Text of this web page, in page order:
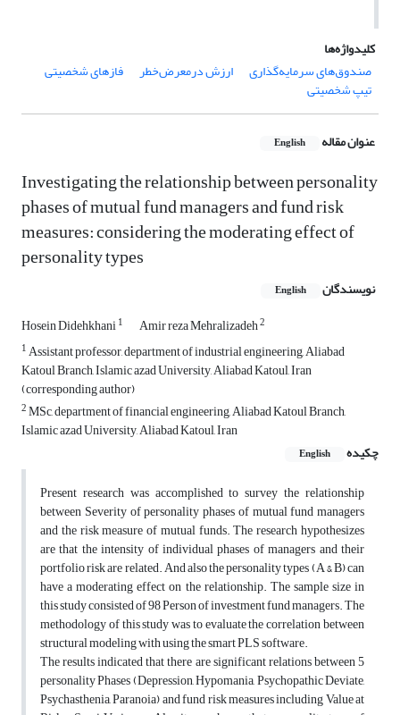
کلیدواژه‌ها
صندوق‌های سرمایه‌گذاری
ارزش در‌معرض‌خطر فازهای شخصیتی
تیپ شخصیتی
عنوان مقاله English
Investigating the relationship between personality
phases of mutual fund managers and fund risk
measures: considering the moderating effect of
personality types
نویسندگان English
Hosein Didehkhani1 Amir reza Mehralizadeh2
1Assistant professor, department of industrial engineering, Aliabad
Katoul Branch, Islamic azad University, Aliabad Katoul, Iran
(corresponding author)
2MSc, department of financial engineering, Aliabad Katoul Branch,
Islamic azad University, Aliabad Katoul, Iran
چکیده
English
Present research was accomplished to survey the relationship
between Severity of personality phases of mutual fund managers
and the risk measure of mutual funds. The research hypothesizes
are that the intensity of individual phases of managers and their
portfolio risk are related. And also the personality types (A & B) can
have a moderating effect on the relationship. The sample size in
this study consisted of 98 Person of investment fund managers. The
methodology of this study was to evaluate the correlation between
structural modeling with using the smart PLS software.
The results indicated that there are significant relations between 5
personality Phases (Depression, Hypomania, Psychopathic Deviate,
Psychasthenia, Paranoia) and fund risk measures including Value at